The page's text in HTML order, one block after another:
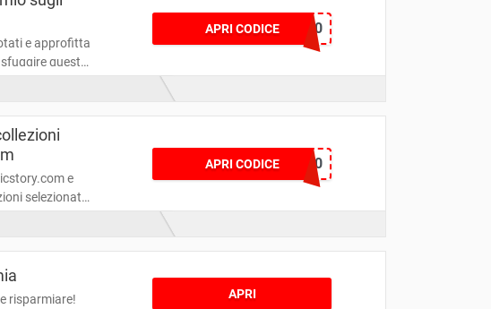
e approfitta
questa
APRI CODICE FB20
e
selezionate.
APRI CODICE SV20
risparmiare!
APRI